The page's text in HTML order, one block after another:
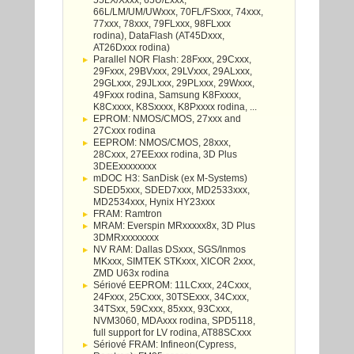
66L/LM/UM/UWxxx, 70FL/FSxxx, 74xxx,
77xxx, 78xxx, 79FLxxx, 98FLxxx
rodina), DataFlash (AT45Dxxx,
AT26Dxxx rodina)
Parallel NOR Flash: 28Fxxx, 29Cxxx,
29Fxxx, 29BVxxx, 29LVxxx, 29ALxxx,
29GLxxx, 29JLxxx, 29PLxxx, 29Wxxx,
49Fxxx rodina, Samsung K8Fxxxx,
K8Cxxxx, K8Sxxxx, K8Pxxxx rodina, ...
EPROM: NMOS/CMOS, 27xxx and
27Cxxx rodina
EEPROM: NMOS/CMOS, 28xxx,
28Cxxx, 27EExxx rodina, 3D Plus
3DEExxxxxxxx
mDOC H3: SanDisk (ex M-Systems)
SDED5xxx, SDED7xxx, MD2533xxx,
MD2534xxx, Hynix HY23xxx
FRAM: Ramtron
MRAM: Everspin MRxxxxx8x, 3D Plus
3DMRxxxxxxxx
NV RAM: Dallas DSxxx, SGS/Inmos
MKxxx, SIMTEK STKxxx, XICOR 2xxx,
ZMD U63x rodina
Sériové EEPROM: 11LCxxx, 24Cxxx,
24Fxxx, 25Cxxx, 30TSExxx, 34Cxxx,
34TSxx, 59Cxxx, 85xxx, 93Cxxx,
NVM3060, MDAxxx rodina, SPD5118,
full support for LV rodina, AT88SCxxx
Sériové FRAM: Infineon(Cypress,